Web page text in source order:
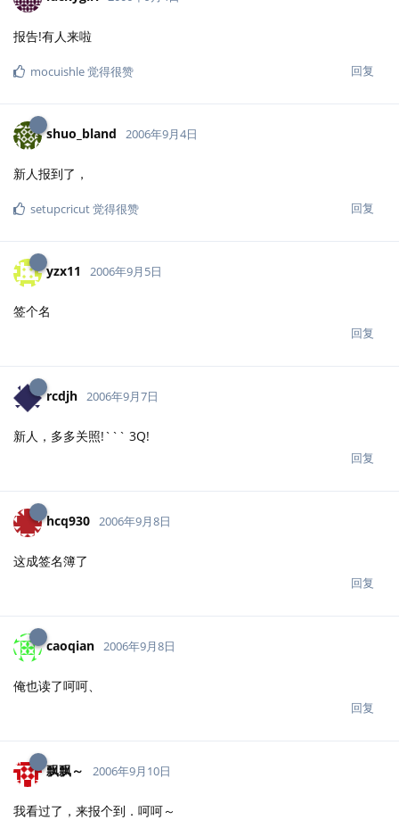
报告!有人来啦
回复
mocuishle觉得很赞
shuo_bland 2006年9月4日
新人报到了，
回复
setupcricut觉得很赞
yzx11 2006年9月5日
签个名
回复
rcdjh 2006年9月7日
新人，多多关照!``` 3Q!
回复
hcq930 2006年9月8日
这成签名簿了
回复
caoqian 2006年9月8日
俺也读了呵呵、
回复
飘飘～ 2006年9月10日
我看过了，来报个到．呵呵～